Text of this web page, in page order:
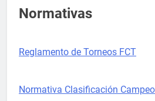
Normativas
Reglamento de Torneos FCT
Normativa Clasificación